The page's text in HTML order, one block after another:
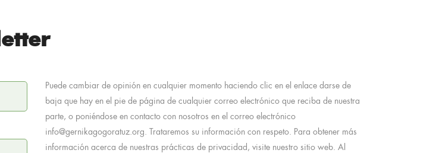
Puede cambiar de opinión en cualquier momento haciendo clic en el enlace darse de
baja que hay en el pie de página de cualquier correo electrónico que reciba de nuestra
parte, o poniéndose en contacto con nosotros en el correo electrónico
info@gernikagogoratuz.org. Trataremos su información con respeto. Para obtener más
información acerca de nuestras prácticas de privacidad, visite nuestro sitio web. Al